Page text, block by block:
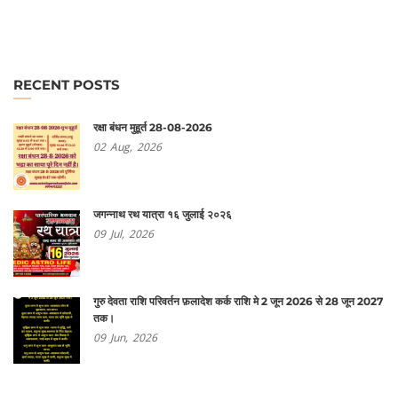
RECENT POSTS
रक्षा बंधन मुहूर्त 28-08-2026
02 Aug, 2026
जगन्नाथ रथ यात्रा १६ जुलाई २०२६
09 Jul, 2026
गुरु देवता राशि परिवर्तन फ़लादेश कर्क राशि मे 2 जून 2026 से 28 जून 2027
तक।
09 Jun, 2026